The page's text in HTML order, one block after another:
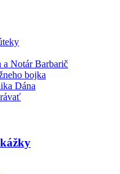
a Notár Barbarič
bojka
Dána